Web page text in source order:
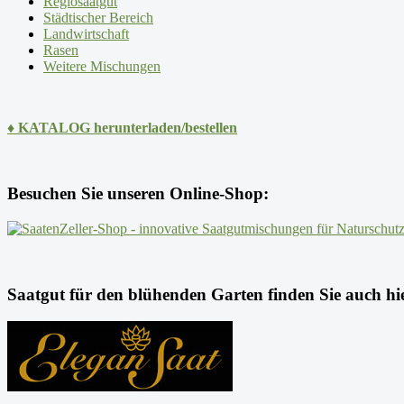
Städtischer Bereich
Landwirtschaft
Rasen
Weitere Mischungen
♦ KATALOG herunterladen/bestellen
Besuchen Sie unseren Online-Shop:
Saatgut für den blühenden Garten finden Sie auch